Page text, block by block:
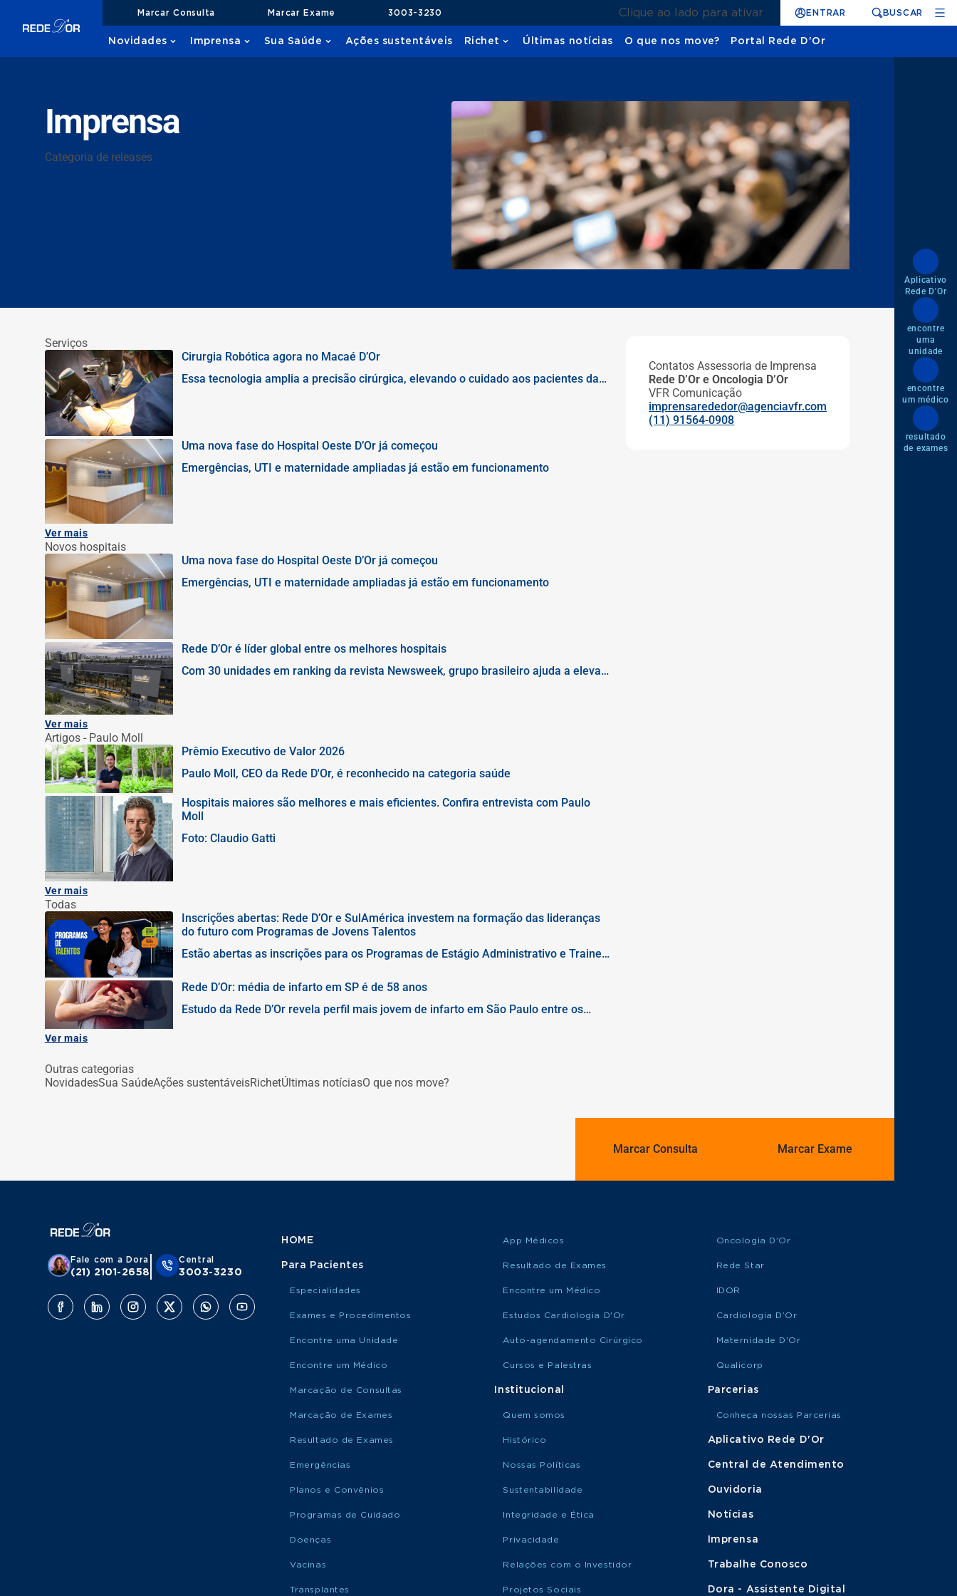
Marcar Consulta Marcar Exame 3003-3230 Clique ao lado para ativar ENTRAR BUSCAR
Novidades Imprensa Sua Saúde Ações sustentáveis Richet Últimas notícias O que nos move? Portal Rede D'Or
Imprensa
Categoria de releases
Serviços
Cirurgia Robótica agora no Macaé D’Or
Essa tecnologia amplia a precisão cirúrgica, elevando o cuidado aos pacientes da
Uma nova fase do Hospital Oeste D’Or já começou
Emergências, UTI e maternidade ampliadas já estão em funcionamento
Ver mais
Novos hospitais
Uma nova fase do Hospital Oeste D’Or já começou
Emergências, UTI e maternidade ampliadas já estão em funcionamento
Rede D’Or é líder global entre os melhores hospitais
Com 30 unidades em ranking da revista Newsweek, grupo brasileiro ajuda a elevar
Ver mais
Artigos - Paulo Moll
Prêmio Executivo de Valor 2026
Paulo Moll, CEO da Rede D'Or, é reconhecido na categoria saúde
Hospitais maiores são melhores e mais eficientes. Confira entrevista com Paulo
Moll
Foto: Claudio Gatti
Ver mais
Todas
Inscrições abertas: Rede D’Or e SulAmérica investem na formação das lideranças
do futuro com Programas de Jovens Talentos
Estão abertas as inscrições para os Programas de Estágio Administrativo e Trainee
das futuras lideranças
Rede D’Or: média de infarto em SP é de 58 anos
Estudo da Rede D’Or revela perfil mais jovem de infarto em São Paulo entre os
Ver mais
Outras categorias
NovidadesSua SaúdeAções sustentáveisRichetÚltimas notíciasO que nos move?
Contatos Assessoria de Imprensa
Rede D’Or e Oncologia D’Or
VFR Comunicação
imprensarededor@agenciavfr.com
(11) 91564-0908
Aplicativo
Rede D'Or
encontre
uma
unidade
encontre
um médico
resultado
de exames
Marcar Consulta Marcar Exame
Fale com a Dora
(21) 2101-2658
Central
3003-3230
HOME
Para Pacientes
Especialidades
Exames e Procedimentos
Encontre uma Unidade
Encontre um Médico
Marcação de Consultas
Marcação de Exames
Resultado de Exames
Emergências
Planos e Convênios
Programas de Cuidado
Doenças
Vacinas
Transplantes
App Médicos
Resultado de Exames
Encontre um Médico
Estudos Cardiologia D'Or
Auto-agendamento Cirúrgico
Cursos e Palestras
Institucional
Quem somos
Histórico
Nossas Políticas
Sustentabilidade
Integridade e Ética
Privacidade
Relações com o Investidor
Projetos Sociais
Oncologia D'Or
Rede Star
IDOR
Cardiologia D’Or
Maternidade D'Or
Qualicorp
Parcerias
Conheça nossas Parcerias
Aplicativo Rede D'Or
Central de Atendimento
Ouvidoria
Notícias
Imprensa
Trabalhe Conosco
Dora - Assistente Digital